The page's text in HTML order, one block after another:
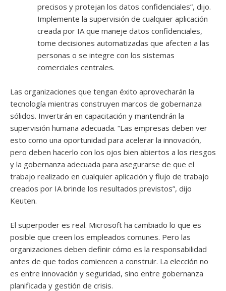
precisos y protejan los datos confidenciales”, dijo.
Implemente la supervisión de cualquier aplicación
creada por IA que maneje datos confidenciales,
tome decisiones automatizadas que afecten a las
personas o se integre con los sistemas
comerciales centrales.
Las organizaciones que tengan éxito aprovecharán la
tecnología mientras construyen marcos de gobernanza
sólidos. Invertirán en capacitación y mantendrán la
supervisión humana adecuada. “Las empresas deben ver
esto como una oportunidad para acelerar la innovación,
pero deben hacerlo con los ojos bien abiertos a los riesgos
y la gobernanza adecuada para asegurarse de que el
trabajo realizado en cualquier aplicación y flujo de trabajo
creados por IA brinde los resultados previstos”, dijo
Keuten.
El superpoder es real. Microsoft ha cambiado lo que es
posible que creen los empleados comunes. Pero las
organizaciones deben definir cómo es la responsabilidad
antes de que todos comiencen a construir. La elección no
es entre innovación y seguridad, sino entre gobernanza
planificada y gestión de crisis.